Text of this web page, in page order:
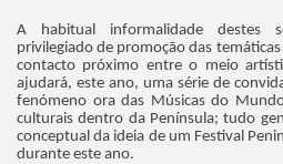
A habitual informalidade destes
privilegiado de promoção das
contacto próximo entre o meio
ajudará, este ano, uma série de
fenómeno ora das Músicas do
culturais dentro da Península; tudo
conceptual da ideia de um Festival
durante este ano.